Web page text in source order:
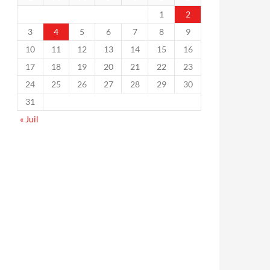
1
2
3
4 5 6 7 8
9
10
11 12 13 14 15
16
17
18 19 20 21 22
23
24
25 26 27 28 29
30
31
« Juil